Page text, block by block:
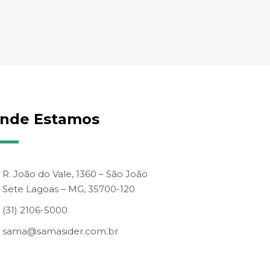
Estamos
R. João do Vale, 1360 – São João
Sete Lagoas – MG, 35700-120
(31) 2106-5000
sama@samasider.com.br